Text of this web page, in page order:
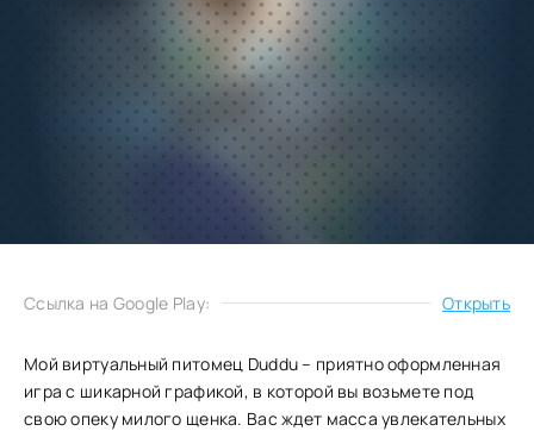
Запросить обновление
Ссылка на Google Play: Открыть
Мой виртуальный питомец Duddu – приятно оформленная
игра с шикарной графикой, в которой вы возьмете под
свою опеку милого щенка. Вас ждет масса увлекательных